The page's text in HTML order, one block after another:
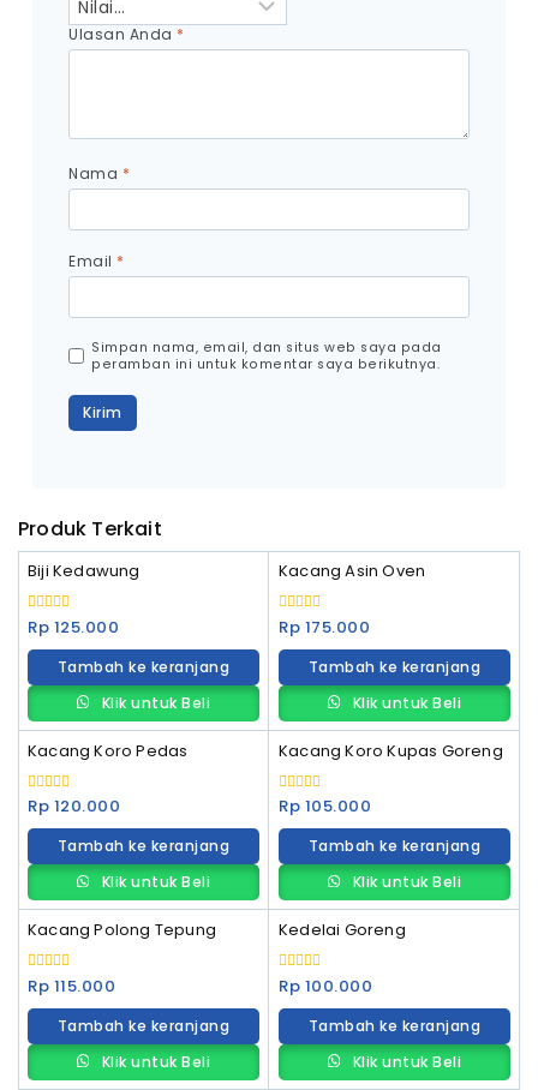
Ulasan Anda *
Nama *
Email *
Simpan nama, email, dan situs web saya pada
peramban ini untuk komentar saya berikutnya.
Produk Terkait
Biji Kedawung
0
out
of
Rp 125.000
Tambah ke keranjang
Klik untuk Beli
Kacang Asin Oven
0
out
of
Rp 175.000
Tambah ke keranjang
Klik untuk Beli
Kacang Koro Pedas
0
out
of
Rp 120.000
Tambah ke keranjang
Klik untuk Beli
Kacang Koro Kupas Goreng
0
out
of
Rp 105.000
Tambah ke keranjang
Klik untuk Beli
Kacang Polong Tepung
0
out
of
Rp 115.000
Tambah ke keranjang
Klik untuk Beli
Kedelai Goreng
0
out
of
Rp 100.000
Tambah ke keranjang
Klik untuk Beli